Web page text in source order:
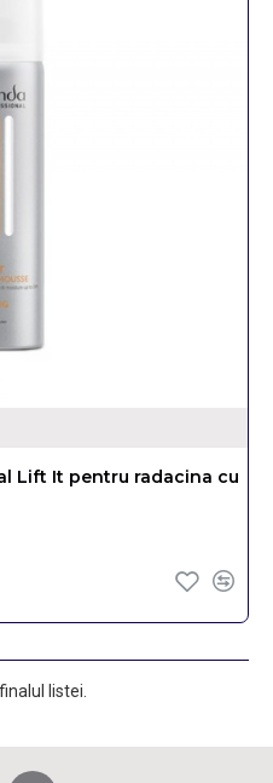
Lift It pentru radacina cu
listei.